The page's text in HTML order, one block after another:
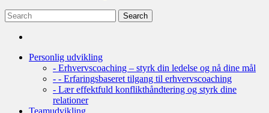
Personlig udvikling
- Erhvervscoaching – styrk din ledelse og nå dine mål
- - Erfaringsbaseret tilgang til erhvervscoaching
- Lær effektfuld konflikthåndtering og styrk dine
relationer
Teamudvikling